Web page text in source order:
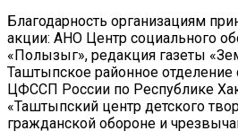
Благодарность организациям
акции: АНО Центр социального
«Полызыг», редакция газеты
Таштыпское районное отделение
ЦФССП России по Республике
«Таштыпский центр детского
гражданской обороне и